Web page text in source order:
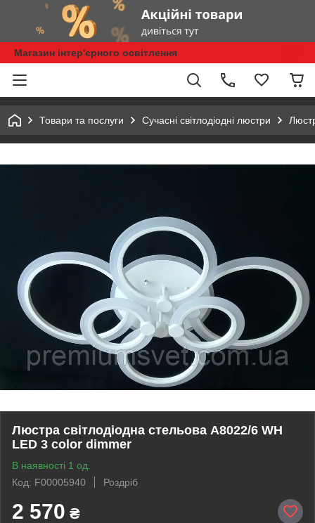
Магазин інтер'єрного освітлення
Товари та послуги Сучасні світлодіодні люстри
Люстра світлодіодна стельова A8022/6 WH
LED 3 color dimmer
В наявності 1 од.
Код: F00005940
Роздріб
2 570 ₴